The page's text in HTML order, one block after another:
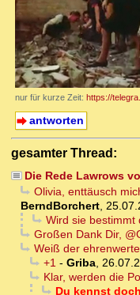
nur für kurze Zeit: https://
antworten
gesamter Thread:
Die Rede Lawrows
Olivia, enttäusch
BerndBorchert,
Wird sie bestimmt
Großen Dank Dir,
Weiß der
+1- Griba,
Klar, werden die
Du kennst